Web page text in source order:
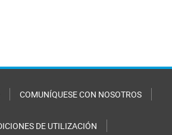
COMUNÍQUESE CON NOSOTROS
DE UTILIZACIÓN